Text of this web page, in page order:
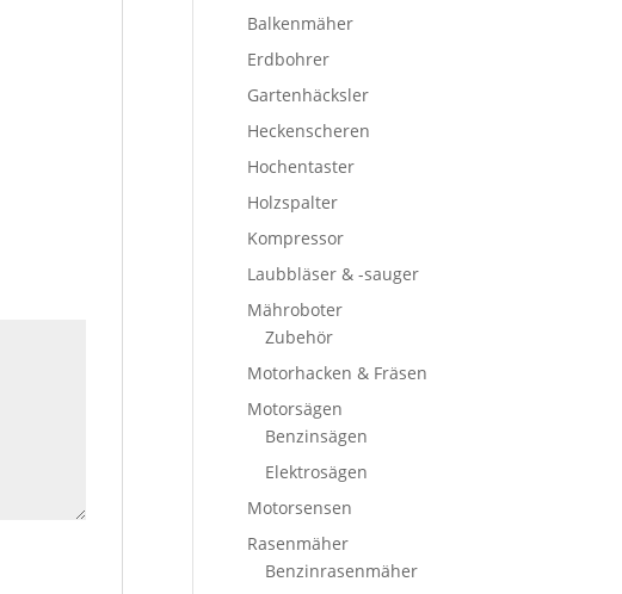
Balkenmäher
Erdbohrer
Gartenhäcksler
Heckenscheren
Hochentaster
Holzspalter
Kompressor
Laubbläser & -sauger
Mähroboter
Zubehör
Motorhacken & Fräsen
Motorsägen
Benzinsägen
Elektrosägen
Motorsensen
Rasenmäher
Benzinrasenmäher